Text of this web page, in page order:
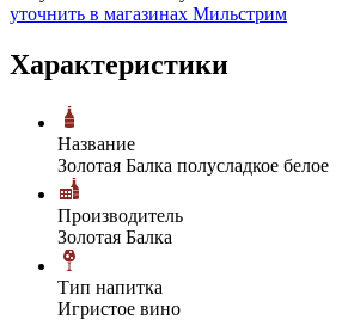
уточнить в магазинах Мильстрим
Характеристики
Название
Золотая Балка полусладкое белое
Производитель
Золотая Балка
Тип напитка
Игристое вино